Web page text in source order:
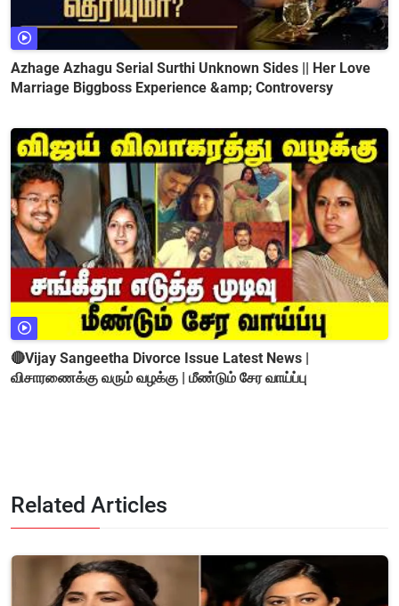
Azhage Azhagu Serial Surthi Unknown Sides || Her Love
Marriage Biggboss Experience &amp; Controversy
🔴Vijay Sangeetha Divorce Issue Latest News |
விசாரணைக்கு வரும் வழக்கு | மீண்டும் சேர வாய்ப்பு
Related Articles